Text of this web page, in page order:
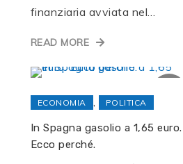
finanziaria avviata nel…
READ MORE
ECONOMIA , POLITICA
In Spagna gasolio a 1,65 euro.
Ecco perché.